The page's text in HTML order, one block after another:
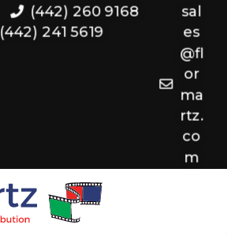
(442) 260 9168
(442) 241 5619
sal
es
@fl
or
ma
rtz.
co
m